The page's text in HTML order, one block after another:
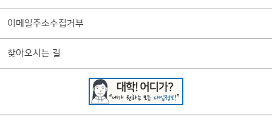
이메일주소수집거부
찾아오시는 길